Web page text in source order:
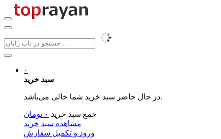
۰
سبد خرید
در حال حاضر سبد خرید شما خالی می‌باشد.
جمع سبد خرید ۰ تومان
مشاهده سبد خرید
ورود و تکمیل سفارش